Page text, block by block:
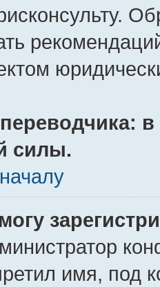
силы.
имя, под